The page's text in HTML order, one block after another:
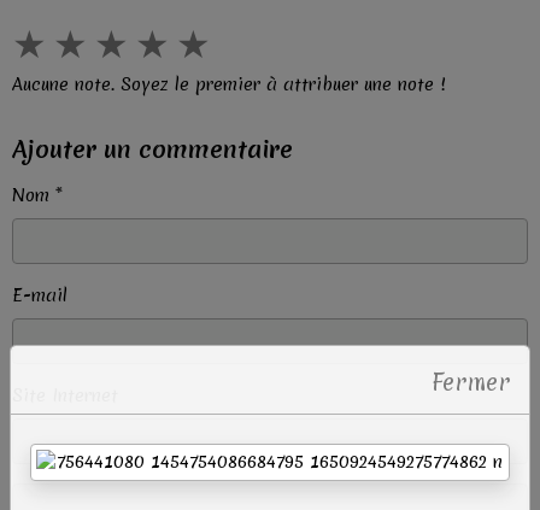
★ ★ ★ ★ ★
Aucune note. Soyez le premier à attribuer une note !
Ajouter un commentaire
Nom
E-mail
Fermer